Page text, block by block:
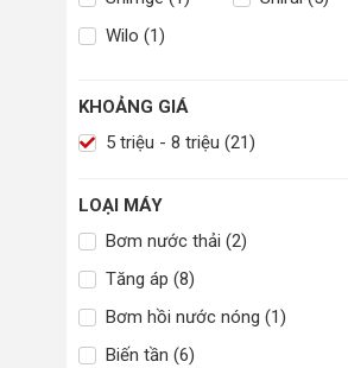
Wilo (1)
KHOẢNG GIÁ
5 triệu - 8 triệu (21)
LOẠI MÁY
Bơm nước thải (2)
Tăng áp (8)
Bơm hồi nước nóng (1)
Biến tần (6)